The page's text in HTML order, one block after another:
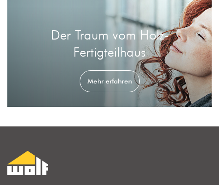
Der Traum vom Holz-
Fertigteilhaus
Mehr erfahren